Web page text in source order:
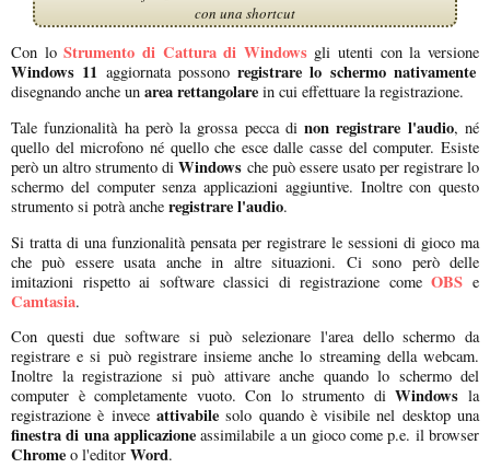
con una shortcut
Con loStrumento di Cattura di Windowsgli utenti con la versione
Windows 11 aggiornata possonoregistrare lo schermo nativamente
disegnando anche un area rettangolare in cui effettuare la registrazione.
Tale funzionalità ha però la grossa pecca dinon registrare l'audio, né
quello del microfono né quello che esce dalle casse del computer. Esiste
però un altro strumento di Windows che può essere usato per registrare lo
schermo del computer senza applicazioni aggiuntive. Inoltre con questo
strumento si potrà anche registrare l'audio.
Si tratta di una funzionalità pensata per registrare le sessioni di gioco ma
che può essere usata anche in altre situazioni. Ci sono però delle
imitazioni rispetto ai software classici di registrazione come OBS e
Camtasia.
Con questi due software si può selezionare l'area dello schermo da
registrare e si può registrare insieme anche lo streaming della webcam.
Inoltre la registrazione si può attivare anche quando lo schermo del
computer è completamente vuoto. Con lo strumento diWindows la
registrazione è invece attivabilesolo quando è visibile nel desktop una
finestra di una applicazione assimilabile a un gioco come p.e. il browser
Chrome o l'editor Word.